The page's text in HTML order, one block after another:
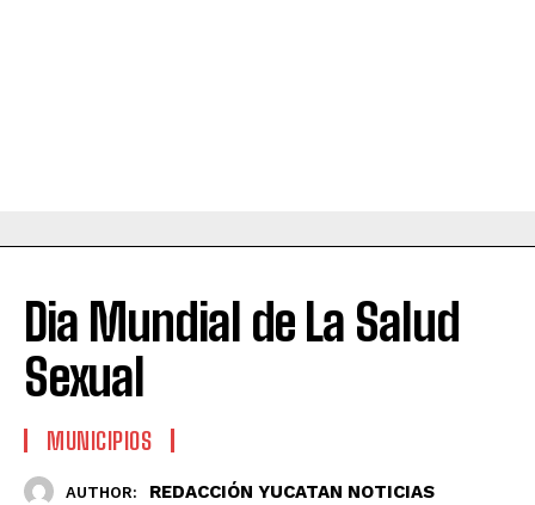
Dia Mundial de La Salud
Sexual
MUNICIPIOS
AUTHOR: REDACCIÓN YUCATAN NOTICIAS